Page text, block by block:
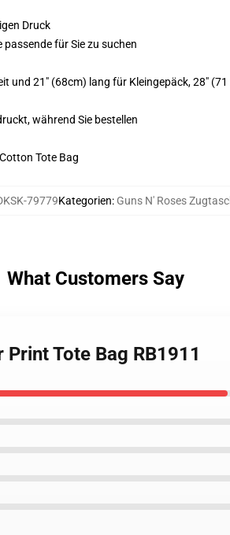
Druck
für Sie zu suchen
und 21" (68cm) lang für Kleingepäck, 28"
während Sie bestellen
Tote Bag
79779Kategorien: Guns N' Roses
What Customers Say
Tote Bag RB1911